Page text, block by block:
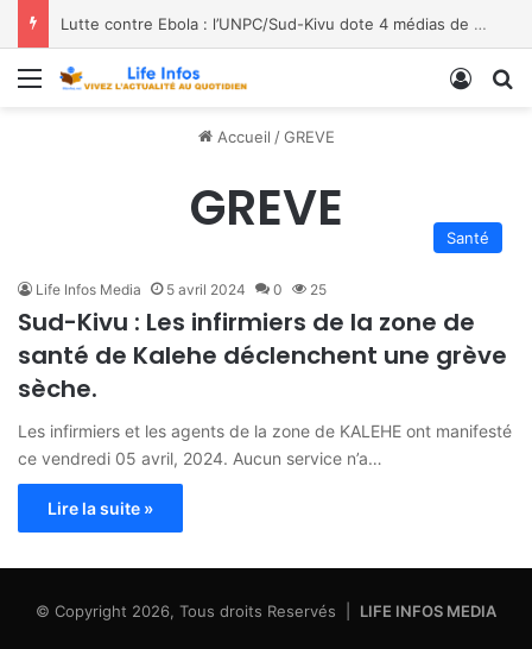
Lutte contre Ebola : l’UNPC/Sud-Kivu dote 4 médias de Bukavu de kits de lavage des mains, les bénéficiaires saluent le geste
Menu
Accueil / GREVE
GREVE Santé
Life Infos Media 5 avril 2024 0 25
Sud-Kivu : Les infirmiers de la zone de
santé de Kalehe déclenchent une grève
sèche.
Les infirmiers et les agents de la zone de KALEHE ont manifesté
ce vendredi 05 avril, 2024. Aucun service n’a…
Lire la suite »
© Copyright 2026, Tous droits Reservés | LIFE INFOS MEDIA